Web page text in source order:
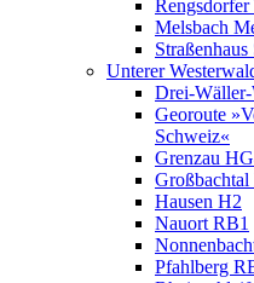
Melsbach
Straßenhaus
Unterer
Drei-
Georoute
Schweiz«
Grenzau
Hausen H2
Nauort RB1
Pfahlberg